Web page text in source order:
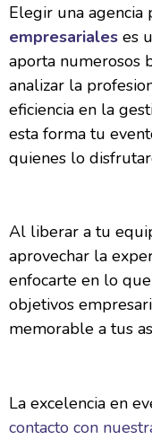
Elegir una agencia
empresariales es
aporta numerosos
analizar la
eficiencia en la
esta forma tu
quienes lo
Al liberar a tu
aprovechar la
enfocarte en lo
objetivos
memorable a tus
La excelencia en
contacto con